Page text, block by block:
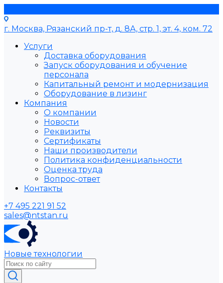
г. Москва, Рязанский пр-т, д. 8А, стр. 1, эт. 4, ком. 72
Услуги
Доставка оборудования
Запуск оборудования и обучение
персонала
Капитальный ремонт и модернизация
Оборудование в лизинг
Компания
О компании
Новости
Реквизиты
Сертификаты
Наши производители
Политика конфиденциальности
Оценка труда
Вопрос-ответ
Контакты
+7 495 221 91 52
sales@ntstan.ru
Новые технологии